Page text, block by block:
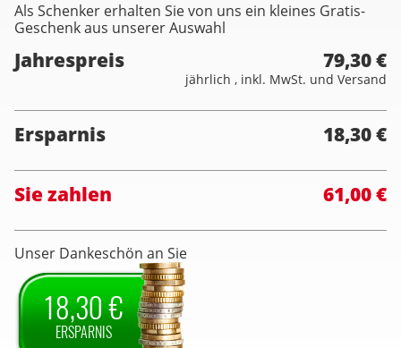
Als Schenker erhalten Sie von uns ein kleines Gratis-
Geschenk aus unserer Auswahl
Jahrespreis 79,30 €
jährlich , inkl. MwSt. und Versand
Ersparnis 18,30 €
Sie zahlen 61,00 €
Unser Dankeschön an Sie
18,30 €
ERSPARNIS